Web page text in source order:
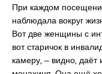
При каждом
наблюдала вокруг
Вот две женщины с
вот старичок в
камеру, ‒ видно,